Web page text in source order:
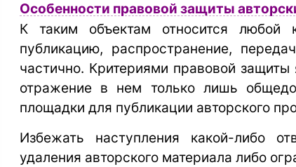
Особенности правовой защиты
К таким объектам относится любой
публикацию, распространение,
частично. Критериями правовой
отражение в нем только лишь
площадки для публикации авторского
Избежать наступления какой-либо
удаления авторского материала либо